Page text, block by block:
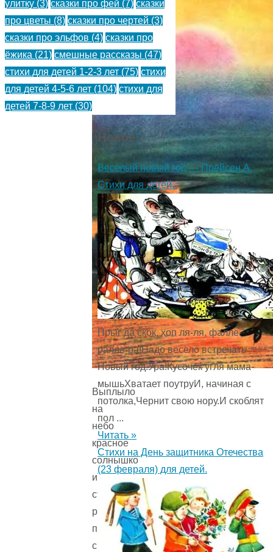
Выплыло
на
небо
красное
солнышко
и
стало
рассылать
повсюду
свои
улитку (3) сказки про фей (7) сказки
про цветы (8) сказки про чертей (3)
сказки про эльфов (4) сказки про
ёжика (21) смешные рассказы (47)
стихи для детей 1-2-3 лет (75) стихи
для детей 4-5-6 лет (104) стихи для
детей 7-8-9 лет (30)
Новое
Веселый новый год — Прёйсен А.
Стихи для детей.
Прыг да скок, хоп ля-ля, фалле-
ралле-ра!Надо весело встречать
Новый год.Ура!Кусочек угля мама-
мышьХватает поутруИ, начиная с
потолка,Чернит свою нору.И скоблят
пол ...
Читать »
Стихи на День защитника Отечества
(23 февраля) для детей.